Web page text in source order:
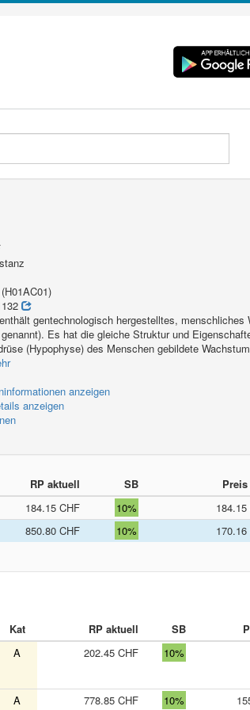
gentechnologisch hergestelltes, menschliches
Es hat die gleiche Struktur und
(Hypophyse) des Menschen gebildete
anzeigen
anzeigen
RP aktuell SB
184.15 CHF 10% 184.15
850.80 CHF 10% 170.16
Kat RP aktuell SB
A 202.45 CHF 10%
A 778.85 CHF 10%